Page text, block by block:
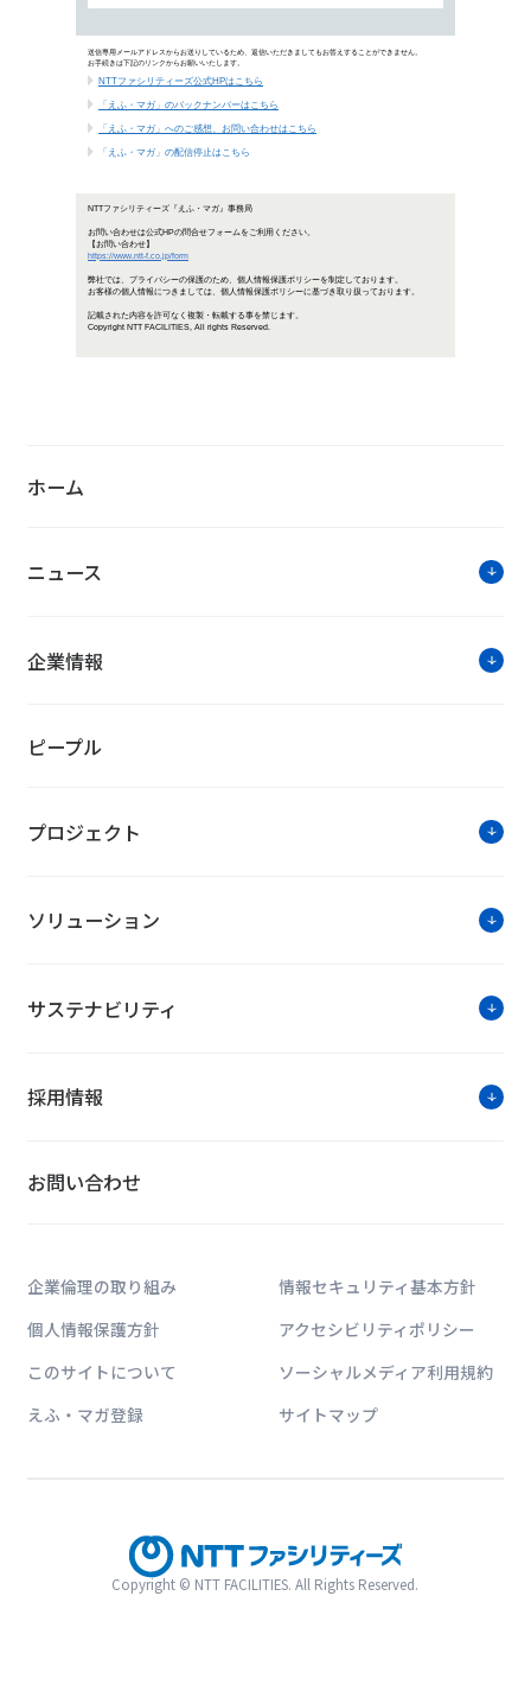
NTTファシリテ
「NTTファシリティーズジャーナル
～特集 ニューワークスタイル～
ソリ
お問い合わせは公式HPの
ICT・エネルギー・建築に関する業界動向
ホーム
ニュース
企業情報
ピープル
プロジェクト
ソリューション
サステナビリティ
採用情報
お問い合わせ
企業倫理の取り組み
情報セキュリティ基本方針
個人情報保護方針
アクセシビリティポリシー
このサイトについて
ソーシャルメディア利用規約
えふ・マガ登録
サイトマップ
Copyright © NTT FACILITIES. All Rights Reserved.